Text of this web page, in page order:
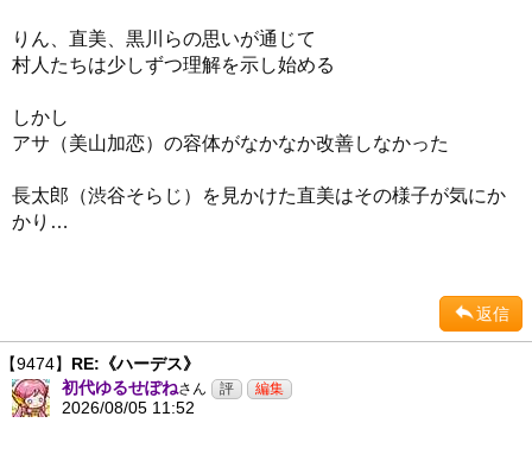
りん、直美、黒川らの思いが通じて
村人たちは少しずつ理解を示し始める
しかし
アサ（美山加恋）の容体がなかなか改善しなかった
長太郎（渋谷そらじ）を見かけた直美はその様子が気にか
かり…
返信
【9474】 RE:《ハーデス》
初代ゆるせぽねさん
2026/08/05 11:52